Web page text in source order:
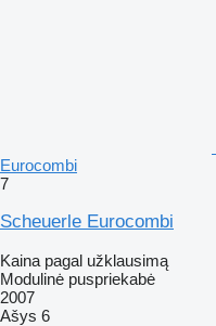
Eurocombi
7
Scheuerle Eurocombi
Kaina pagal užklausimą
Modulinė puspriekabė
2007
Ašys 6